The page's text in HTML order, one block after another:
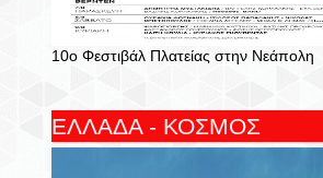
10ο Φεστιβάλ Πλατείας στην Νεάπολη
ΕΛΛΑΔΑ - ΚΟΣΜΟΣ